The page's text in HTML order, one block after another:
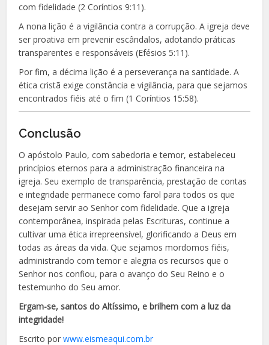
com fidelidade (2 Coríntios 9:11).
A nona lição é a vigilância contra a corrupção. A igreja deve
ser proativa em prevenir escândalos, adotando práticas
transparentes e responsáveis (Efésios 5:11).
Por fim, a décima lição é a perseverança na santidade. A
ética cristã exige constância e vigilância, para que sejamos
encontrados fiéis até o fim (1 Coríntios 15:58).
Conclusão
O apóstolo Paulo, com sabedoria e temor, estabeleceu
princípios eternos para a administração financeira na
igreja. Seu exemplo de transparência, prestação de contas
e integridade permanece como farol para todos os que
desejam servir ao Senhor com fidelidade. Que a igreja
contemporânea, inspirada pelas Escrituras, continue a
cultivar uma ética irrepreensível, glorificando a Deus em
todas as áreas da vida. Que sejamos mordomos fiéis,
administrando com temor e alegria os recursos que o
Senhor nos confiou, para o avanço do Seu Reino e o
testemunho do Seu amor.
Ergam-se, santos do Altíssimo, e brilhem com a luz da
integridade!
Escrito porwww.eismeaqui.com.br